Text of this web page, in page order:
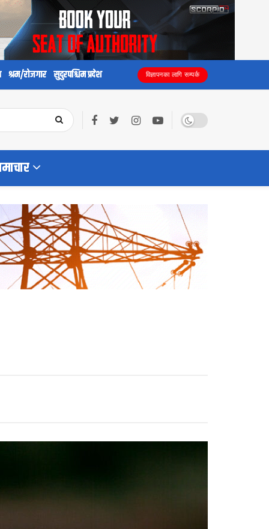
श्रम/रोजगार सुदुरपश्चिम प्रदेश विज्ञापनका लागि सम्पर्क